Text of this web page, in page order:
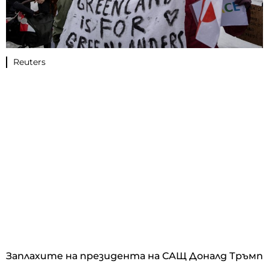
Reuters
Заплахите на президента на САЩ Доналд Тръмп